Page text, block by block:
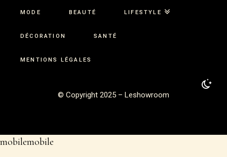
MODE BEAUTÉ LIFESTYLE
DÉCORATION SANTÉ
MENTIONS LÉGALES
© Copyright 2025 – Leshowroom